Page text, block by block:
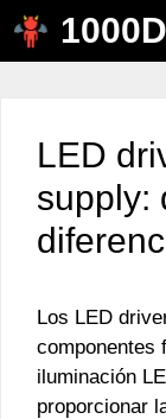
Saltar
LED
supply:
Los LED
componentes
iluminación
proporcionar